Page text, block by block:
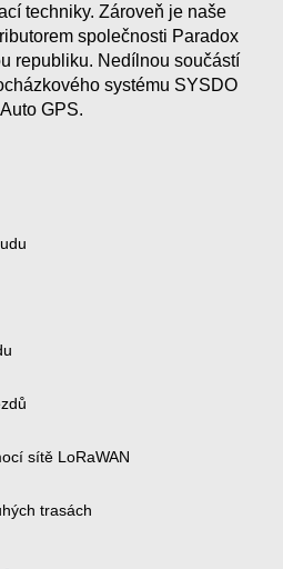
techniky. Zároveň je naše
společnosti Paradox
republiku. Nedílnou součástí
systému SYSDO
GPS.
sítě LoRaWAN
trasách